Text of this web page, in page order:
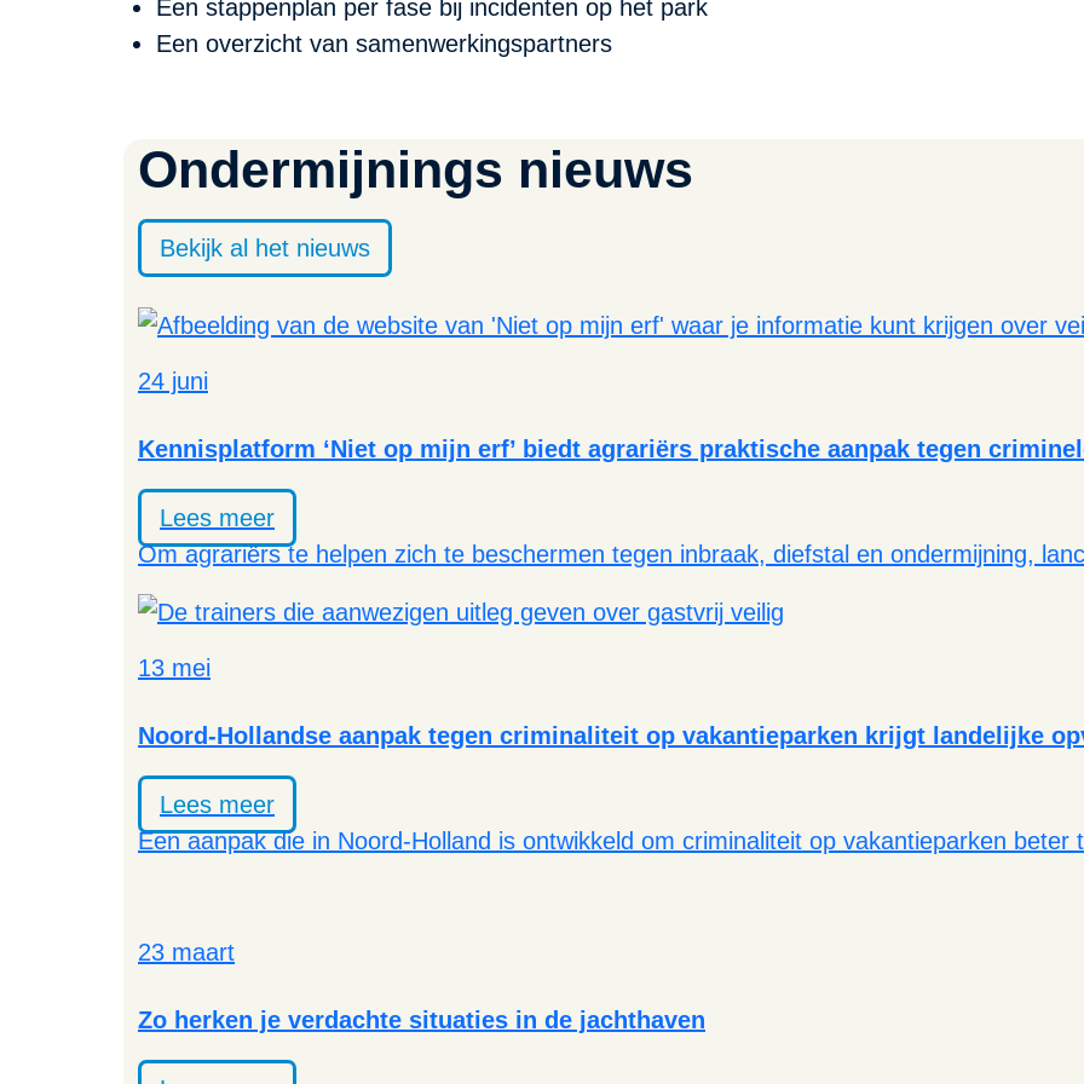
Een stappenplan per fase bij incidenten op het park
Een overzicht van samenwerkingspartners
Ondermijnings nieuws
Bekijk al het nieuws
24 juni
Kennisplatform ‘Niet op mijn erf’ biedt agrariërs praktische aanpak tegen
Lees meer
Om agrariërs te helpen zich te beschermen tegen inbraak, diefstal en ondermijning,
13 mei
Noord-Hollandse aanpak tegen criminaliteit op vakantieparken krijgt landelijke
Lees meer
Een aanpak die in Noord-Holland is ontwikkeld om criminaliteit op vakantieparken
23 maart
Zo herken je verdachte situaties in de jachthaven